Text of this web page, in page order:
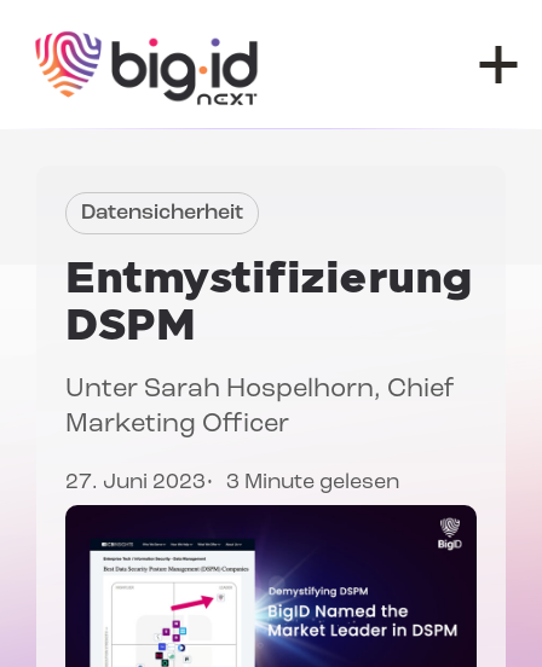
Datensicherheit
Entmystifizierung
DSPM
Unter Sarah Hospelhorn, Chief
Marketing Officer
27. Juni 2023 3 Minute gelesen